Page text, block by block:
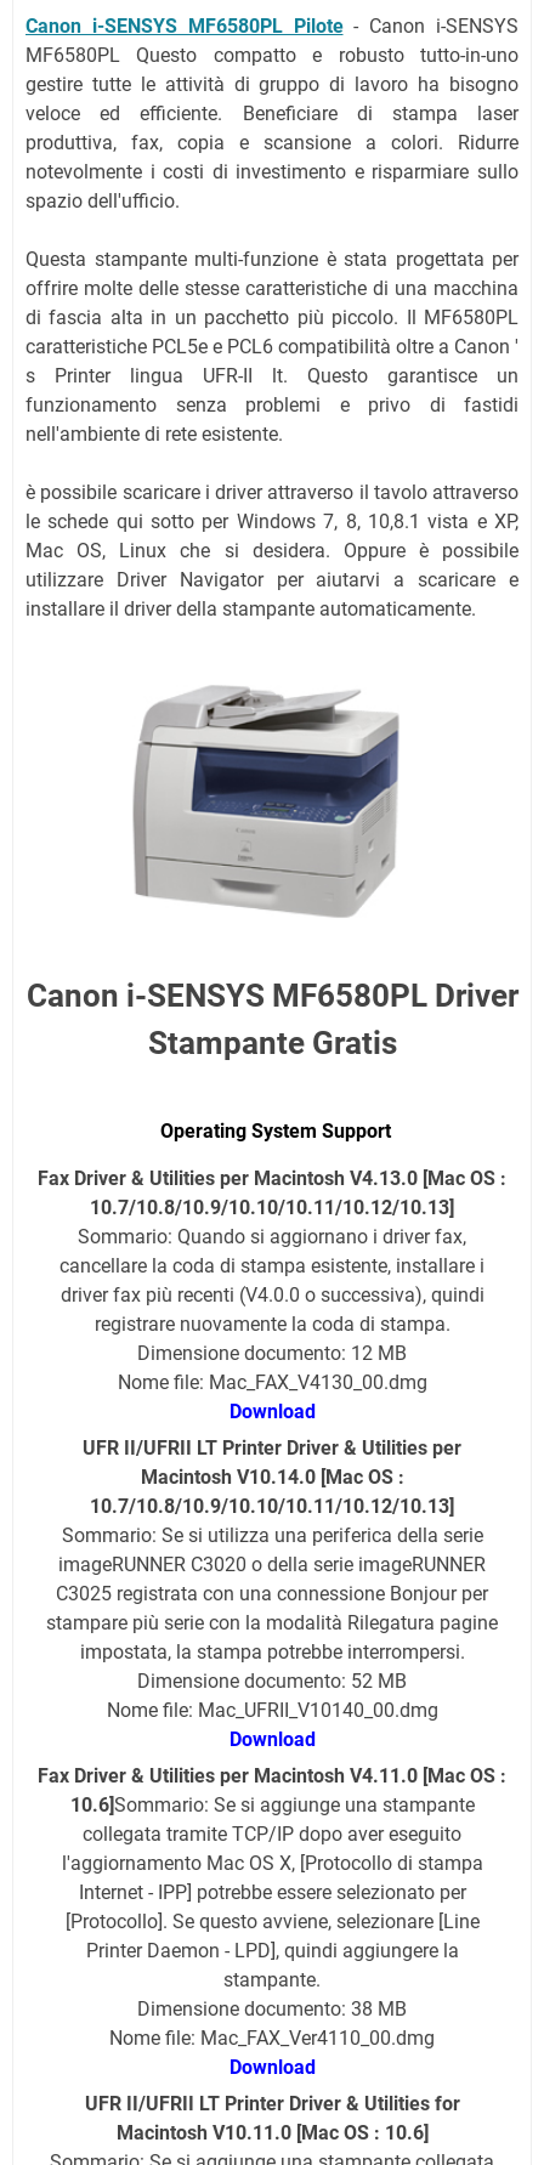
Canon i-SENSYS MF6580PL Pilote- Canon i-SENSYS
MF6580PL Questo compatto e robusto tutto-in-uno
gestire tutte le attività di gruppo di lavoro ha bisogno
veloce ed efficiente. Beneficiare di stampa laser
produttiva, fax, copia e scansione a colori. Ridurre
notevolmente i costi di investimento e risparmiare sullo
spazio dell'ufficio.
Questa stampante multi-funzione è stata progettata per
offrire molte delle stesse caratteristiche di una macchina
di fascia alta in un pacchetto più piccolo. Il MF6580PL
caratteristiche PCL5e e PCL6 compatibilità oltre a Canon '
s Printer lingua UFR-II lt. Questo garantisce un
funzionamento senza problemi e privo di fastidi
nell'ambiente di rete esistente.
è possibile scaricare i driver attraverso il tavolo attraverso
le schede qui sotto per Windows 7, 8, 10,8.1 vista e XP,
Mac OS, Linux che si desidera. Oppure è possibile
utilizzare Driver Navigator per aiutarvi a scaricare e
installare il driver della stampante automaticamente.
Canon i-SENSYS MF6580PL Driver
Stampante Gratis
Operating System Support
Fax Driver & Utilities per Macintosh V4.13.0 [Mac OS :
10.7/10.8/10.9/10.10/10.11/10.12/10.13]
Sommario: Quando si aggiornano i driver fax,
cancellare la coda di stampa esistente, installare i
driver fax più recenti (V4.0.0 o successiva), quindi
registrare nuovamente la coda di stampa.
Dimensione documento: 12 MB
Nome file: Mac_FAX_V4130_00.dmg
Download
UFR II/UFRII LT Printer Driver & Utilities per
Macintosh V10.14.0 [Mac OS :
10.7/10.8/10.9/10.10/10.11/10.12/10.13]
Sommario: Se si utilizza una periferica della serie
imageRUNNER C3020 o della serie imageRUNNER
C3025 registrata con una connessione Bonjour per
stampare più serie con la modalità Rilegatura pagine
impostata, la stampa potrebbe interrompersi.
Dimensione documento: 52 MB
Nome file: Mac_UFRII_V10140_00.dmg
Download
Fax Driver & Utilities per Macintosh V4.11.0 [Mac OS :
10.6]Sommario: Se si aggiunge una stampante
collegata tramite TCP/IP dopo aver eseguito
l'aggiornamento Mac OS X, [Protocollo di stampa
Internet - IPP] potrebbe essere selezionato per
[Protocollo]. Se questo avviene, selezionare [Line
Printer Daemon - LPD], quindi aggiungere la
stampante.
Dimensione documento: 38 MB
Nome file: Mac_FAX_Ver4110_00.dmg
Download
UFR II/UFRII LT Printer Driver & Utilities for
Macintosh V10.11.0 [Mac OS : 10.6]